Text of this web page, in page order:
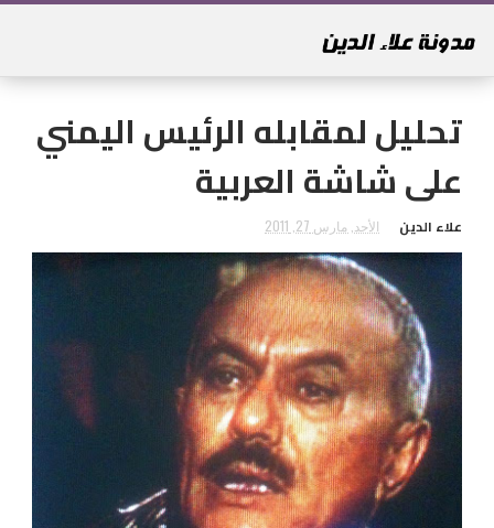
تحليل لمقابله الرئيس اليمني
على شاشة العربية
علاء الدين الأحد, مارس 27, 2011